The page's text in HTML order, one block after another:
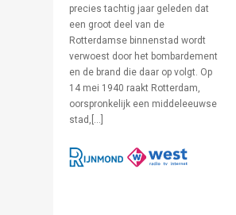
precies tachtig jaar geleden dat
een groot deel van de
Rotterdamse binnenstad wordt
verwoest door het bombardement
en de brand die daar op volgt. Op
14 mei 1940 raakt Rotterdam,
oorspronkelijk een middeleeuwse
stad,[…]